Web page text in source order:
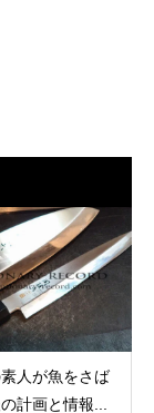
素人が魚をさば
計画と情報...